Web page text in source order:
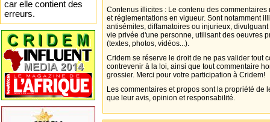
Contenus illicites : Le contenu des
et réglementations en vigueur. Sont notamment
antisémites, diffamatoires ou injurieux,
vie privée d'une personne, utilisant des oeuvres
(textes, photos, vidéos...).
Cridem se réserve le droit de ne pas valider tout
contrevenir à la loi, ainsi que tout commentaire
grossier. Merci pour votre participation à Cridem!
Les commentaires et propos sont la propriété de
que leur avis, opinion et responsabilité.